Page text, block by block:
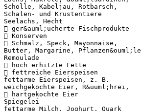
Scholle, Kabeljau, Rotbarsch,
Schalen- und Krustentiere
Seelachs, Hecht
 ger&auml;ucherte Fischprodukte
 Konserven
 Schmalz, Speck, Mayonnaise,
Butter, Margarine, Pflanzen&ouml;le
Remoulade
 hoch erhitzte Fette
 fettreiche Eierspeisen
fettarme Eierspeisen, z. B.
weichgekochte Eier, R&uuml;hrei,
 hartgekochte Eier
Spiegelei
fettarme Milch, Joghurt, Quark